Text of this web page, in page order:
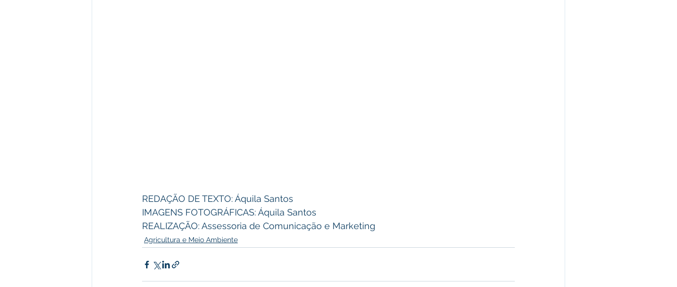
REDAÇÃO DE TEXTO: Áquila Santos
IMAGENS FOTOGRÁFICAS: Áquila Santos
REALIZAÇÃO: Assessoria de Comunicação e Marketing
Agricultura e Meio Ambiente